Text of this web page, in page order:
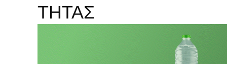
ΤΗΤΑΣ